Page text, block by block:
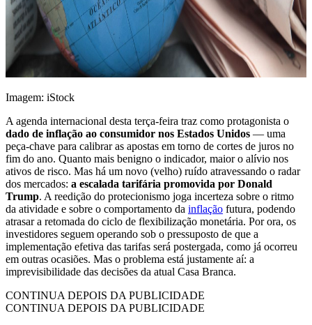
Imagem: iStock
A agenda internacional desta terça-feira traz como protagonista o
dado de inflação ao consumidor nos Estados Unidos — uma
peça-chave para calibrar as apostas em torno de cortes de juros no
fim do ano. Quanto mais benigno o indicador, maior o alívio nos
ativos de risco. Mas há um novo (velho) ruído atravessando o radar
dos mercados: a escalada tarifária promovida por Donald
Trump. A reedição do protecionismo joga incerteza sobre o ritmo
da atividade e sobre o comportamento da inflação futura, podendo
atrasar a retomada do ciclo de flexibilização monetária. Por ora, os
investidores seguem operando sob o pressuposto de que a
implementação efetiva das tarifas será postergada, como já ocorreu
em outras ocasiões. Mas o problema está justamente aí: a
imprevisibilidade das decisões da atual Casa Branca.
CONTINUA DEPOIS DA PUBLICIDADE
CONTINUA DEPOIS DA PUBLICIDADE